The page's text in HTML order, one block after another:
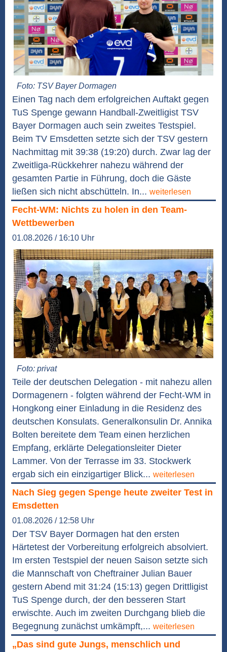
Foto: TSV Bayer Dormagen
Einen Tag nach dem erfolgreichen Auftakt gegen
TuS Spenge gewann Handball-Zweitligist TSV
Bayer Dormagen auch sein zweites Testspiel.
Beim TV Emsdetten setzte sich der TSV gestern
Nachmittag mit 39:38 (19:20) durch. Zwar lag der
Zweitliga-Rückkehrer nahezu während der
gesamten Partie in Führung, doch die Gäste
ließen sich nicht abschütteln. In... weiterlesen
Fecht-WM: Nichts zu holen in den Team-
Wettbewerben
01.08.2026 / 16:10 Uhr
Foto: privat
Teile der deutschen Delegation - mit nahezu allen
Dormagenern - folgten während der Fecht-WM in
Hongkong einer Einladung in die Residenz des
deutschen Konsulats. Generalkonsulin Dr. Annika
Bolten bereitete dem Team einen herzlichen
Empfang, erklärte Delegationsleiter Dieter
Lammer. Von der Terrasse im 33. Stockwerk
ergab sich ein einzigartiger Blick... weiterlesen
Nach Sieg gegen Spenge heute zweiter Test in
Emsdetten
01.08.2026 / 12:58 Uhr
Der TSV Bayer Dormagen hat den ersten
Härtetest der Vorbereitung erfolgreich absolviert.
Im ersten Testspiel der neuen Saison setzte sich
die Mannschaft von Cheftrainer Julian Bauer
gestern Abend mit 31:24 (15:13) gegen Drittligist
TuS Spenge durch, der den besseren Start
erwischte. Auch im zweiten Durchgang blieb die
Begegnung zunächst umkämpft,... weiterlesen
„Das sind gute Jungs, menschlich und